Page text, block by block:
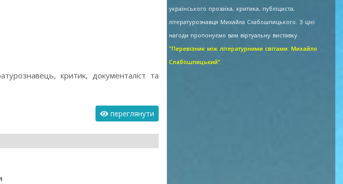
критик, документаліст та
переглянути
українського прозаїка, критика, публіциста,
літературознавця Михайла Слабошпицького. З цієї
нагоди пропонуємо вам віртуальну виставку
"Перевізник між літературними світами: Михайло
Слабошпицький".